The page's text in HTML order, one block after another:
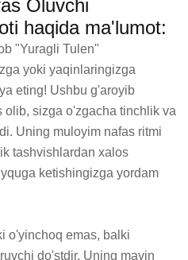
Oluvchi
haqida ma'lumot:
"Yuragli Tulen"
yoki yaqinlaringizga
eting! Ushbu g'aroyib
sizga o'zgacha tinchlik va
Uning muloyim nafas ritmi
tashvishlardan xalos
ketishingizga yordam
o'yinchoq emas, balki
do'stdir. Uning mayin